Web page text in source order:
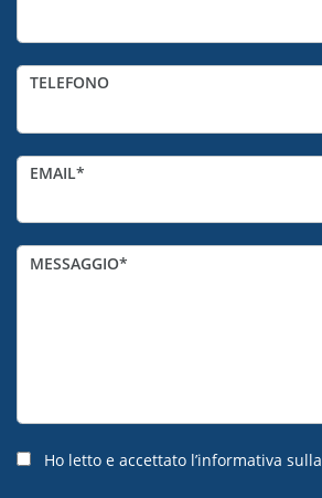
TELEFONO
EMAIL
MESSAGGIO
Ho letto e accettato l’informativa sulla